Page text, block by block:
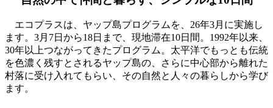
エコプラスは、ヤップ島プログラムを、26年3月に実施し
ます。3月7日から18日まで、現地滞在10日間。1992年以来、
30年以上つながってきたプログラム。太平洋でもっとも伝統
を色濃く残すとされるヤップ島の、さらに中心部から離れた
村落に受け入れてもらい、その自然と人々の暮らしから学び
ます。